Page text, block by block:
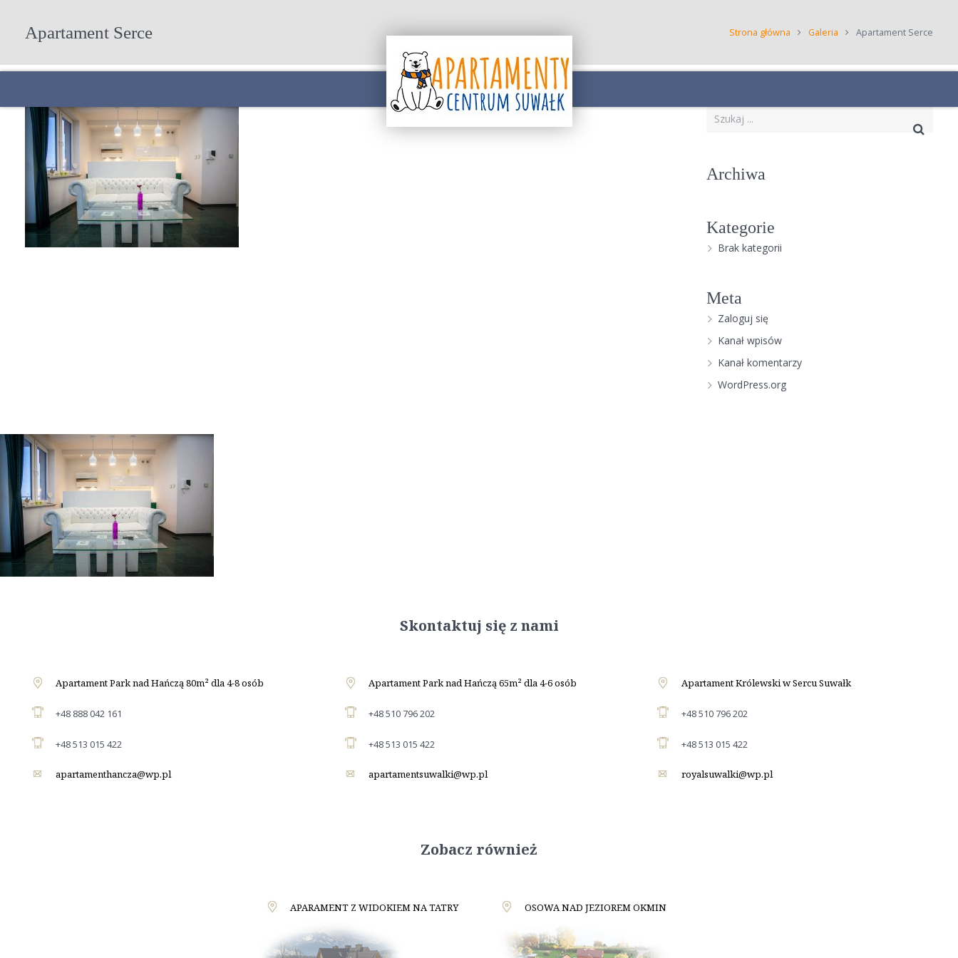
Start
Oferta
Atrakcje w okolicy
Galeria
Kontakt
Apartament Serce Strona główna Galeria Apartament Serce
Archiwa
Kategorie
Brak kategorii
Meta
Zaloguj się
Kanał wpisów
Kanał komentarzy
WordPress.org
Skontaktuj się z nami
Apartament Park nad Hańczą 80m² dla 4-8 osób
+48 888 042 161
+48 513 015 422
apartamenthancza@wp.pl
Apartament Park nad Hańczą 65m² dla 4-6 osób
+48 510 796 202
+48 513 015 422
apartamentsuwalki@wp.pl
Apartament Królewski w Sercu Suwałk
+48 510 796 202
+48 513 015 422
royalsuwalki@wp.pl
Zobacz również
APARAMENT Z WIDOKIEM NA TATRY OSOWA NAD JEZIOREM OKMIN